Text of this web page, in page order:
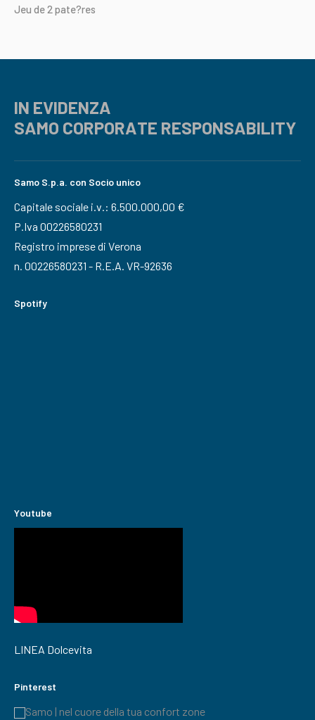
Jeu de2 pate?res
IN EVIDENZA
SAMO CORPORATE RESPONSABILITY
Samo S.p.a. con Socio unico
Capitale sociale i.v.: 6.500.000,00 €
P.Iva 00226580231
Registro imprese di Verona
n. 00226580231 - R.E.A. VR-92636
Spotify
Youtube
LINEA Dolcevita
Pinterest
Samo | nel cuore della tua confort zone